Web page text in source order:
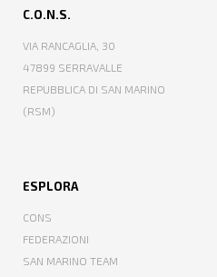
C.O.N.S.
VIA RANCAGLIA, 30
47899 SERRAVALLE
REPUBBLICA DI SAN MARINO
(RSM)
ESPLORA
CONS
FEDERAZIONI
SAN MARINO TEAM